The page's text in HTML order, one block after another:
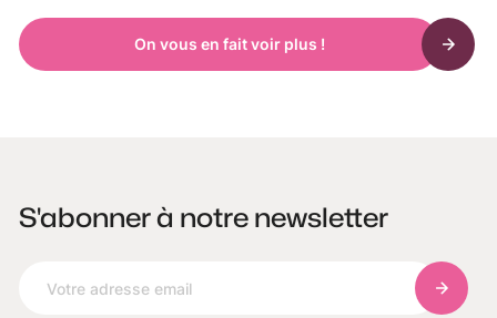
On vous en fait voir plus !
S'abonner à notre newsletter